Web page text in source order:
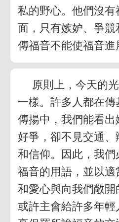
私的野心。他們沒
面，只有嫉妒、爭
傳福音不能使福音進
原則上，今天的
一樣。許多人都在
傳揚中，我們能看出
好爭，卻不見交通
和信仰。因此，我
福音的用語，並以
和愛心與向我們敞開
或許主會給許多年